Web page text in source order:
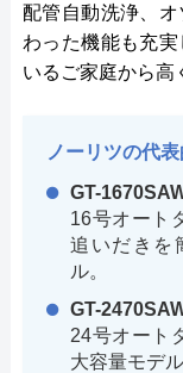
配管自動洗浄、
わった機能も充
いるご家庭から高
ノーリツの代
GT-
16号オート
追いだきを
ル。
GT-
24号オート
大容量モデル